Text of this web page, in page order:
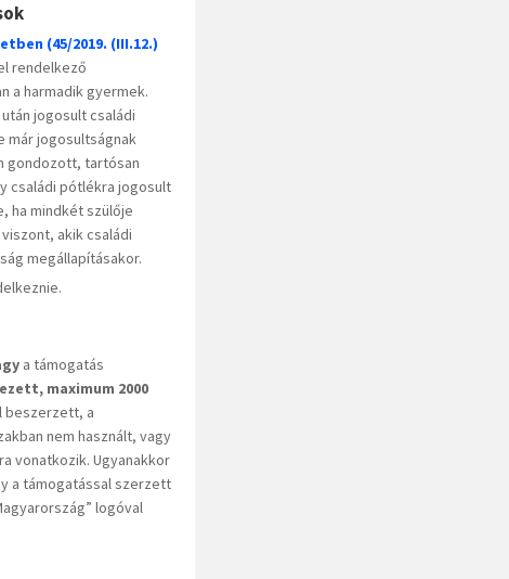
(45/2019. (III.12.)
rendelkező
a harmadik gyermek.
jogosult családi
már jogosultságnak
gondozott, tartósan
családi pótlékra jogosult
ha mindkét szülője
akik családi
megállapításakor.
a támogatás
maximum 2000
beszerzett, a
nem használt, vagy
vonatkozik. Ugyanakkor
a támogatással szerzett
logóval